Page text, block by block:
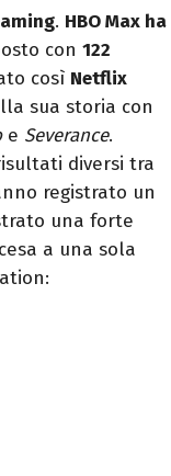
. HBO Max ha
con 122
così Netflix
sua storia con
e Severance.
diversi tra
registrato un
una forte
a una sola